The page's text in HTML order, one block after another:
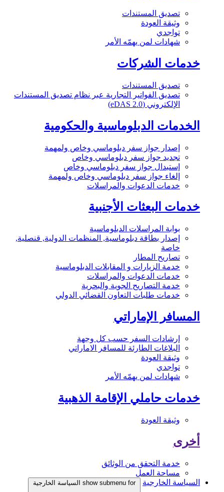
تصديق المستندات
وثيقة العودة
تواجدي
شهادات لمن يهمّه الأمر
خدمات الشركات
تصديق المستندات
تصديق الفواتير التجارية عبر نظام تصديق المستندات
الإلكتروني (eDAS 2.0)
الخدمات الدبلوماسية والحكومية
إصدار جواز سفر دبلوماسي وخاص ولمهمة
تجديد جواز سفر دبلوماسي وخاص
إستبدال جواز سفر دبلوماسي وخاص
إلغاء جواز سفر دبلوماسي وخاص ولمهمة
خدمات الدعوات والمراسلات
خدمات البعثات الأجنبية
بوابة المراسلات الدبلوماسية
إصدار بطاقة دبلوماسية, المنظمات الدولية, قنصلية,
خاصة
تصاريح المطار
خدمة الزيارات و المقابلات الدبلوماسية
خدمات الدعوات والمراسلات
خدمة التصاريح الجوية والبحرية
خدمات طلبات التعاون القضائي الدولي
المسافر الإماراتي
إرشادات السفر حسب كل وجهة
البلاغات الطارئة للمسافر الاماراتي
وثيقة العودة
تواجدي
شهادات لمن يهمّه الأمر
خدمات حاملي الإقامة الذهبية
وثيقة العودة
أخرى
خدمة التحقق من الوثائق
مساحة العمل
السياسة الخارجية
show submenu for السياسة الخارجية